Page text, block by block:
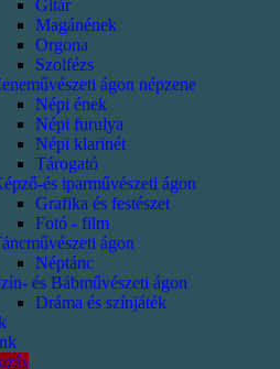
Gitár
Magánének
Orgona
Szolfézs
ágon népzene
Népi ének
Népi furulya
Népi klarinét
Tárogató
és iparművészeti ágon
Grafika és festészet
Fotó - film
ágon
Néptánc
és Bábművészeti ágon
Dráma és színjáték